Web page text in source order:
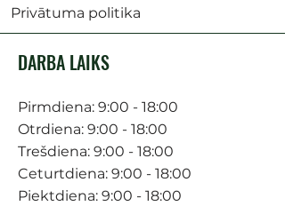
Privātuma politika
DARBA LAIKS
Pirmdiena: 9:00 - 18:00
Otrdiena: 9:00 - 18:00
Trešdiena: 9:00 - 18:00
Ceturtdiena: 9:00 - 18:00
Piektdiena: 9:00 - 18:00